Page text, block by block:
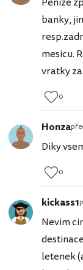
banky,
mesicu.
vratky
0
Honza
Diky
0
kickass1
Nevim
letenek